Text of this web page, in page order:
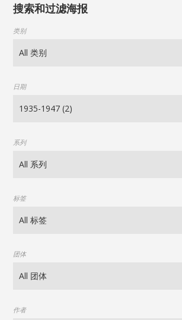
搜索和过滤海报
类别
日期
系列
标签
团体
作者